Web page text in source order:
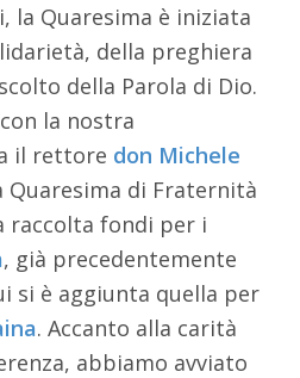
la Quaresima è iniziata
della preghiera
della Parola di Dio.
la nostra
il rettore don Michele
Quaresima di Fraternità
raccolta fondi per i
, già precedentemente
si è aggiunta quella per
. Accanto alla carità
abbiamo avviato